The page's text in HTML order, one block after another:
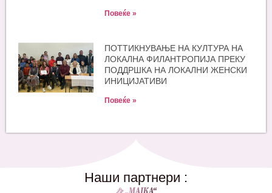
Повеќе »
ПОТТИКНУВАЊЕ НА КУЛТУРА НА
ЛОКАЛНА ФИЛАНТРОПИЈА ПРЕКУ
ПОДДРШКА НА ЛОКАЛНИ ЖЕНСКИ
ИНИЦИЈАТИВИ
Повеќе »
Наши партнери :